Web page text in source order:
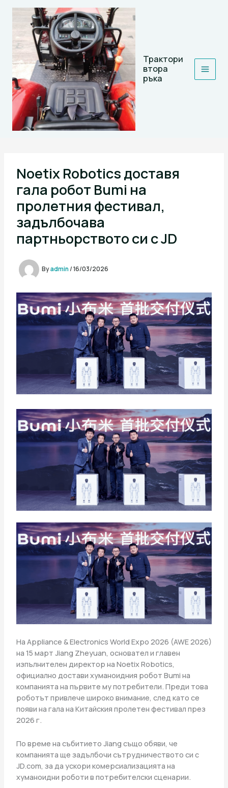
Skip
Трактори
втора
ръка
Noetix Robotics доставя
гала робот Bumi на
пролетния фестивал,
задълбочава
партньорството си с JD
Byadmin/16/03/2026
На Appliance & Electronics World Expo 2026 (AWE 2026)
на 15 март Jiang Zheyuan, основател и главен
изпълнителен директор на Noetix Robotics,
официално достави хуманоидния робот Bumi на
компанията на първите му потребители. Преди това
роботът привлече широко внимание, след като се
появи на гала на Китайския пролетен фестивал през
2026 г.
По време на събитието Jiang също обяви, че
компанията ще задълбочи сътрудничеството си с
JD.com, за да ускори комерсиализацията на
хуманоидни роботи в потребителски сценарии.